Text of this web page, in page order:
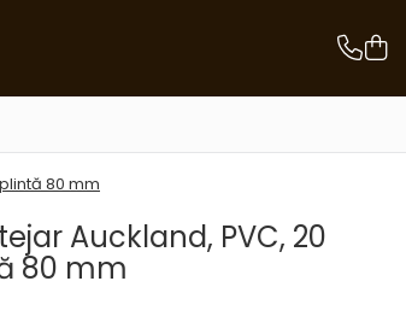
80 mm
Auckland, PVC, 20
80 mm